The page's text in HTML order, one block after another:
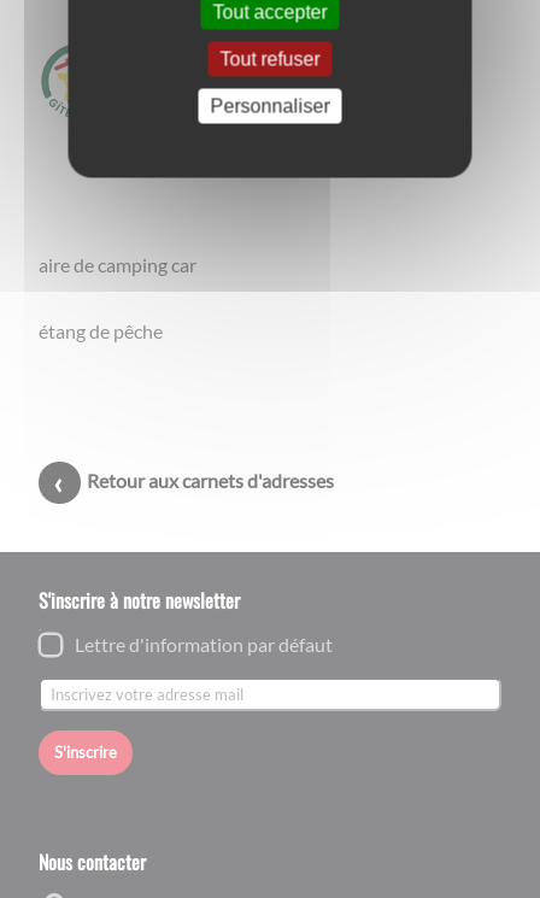
aire de camping car
étang de pêche
Retour aux carnets d'adresses
S'inscrire à notre newsletter
Lettre d'information par défaut
S'inscrire
Nous contacter
Tout accepter
Tout refuser
Personnaliser